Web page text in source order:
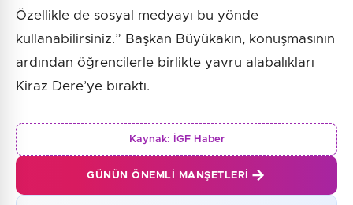
Özellikle de sosyal medyayı bu yönde
kullanabilirsiniz.” Başkan Büyükakın, konuşmasının
ardından öğrencilerle birlikte yavru alabalıkları
Kiraz Dere’ye bıraktı.
Kaynak: İGF Haber
GÜNÜN ÖNEMLI MANŞETLERI